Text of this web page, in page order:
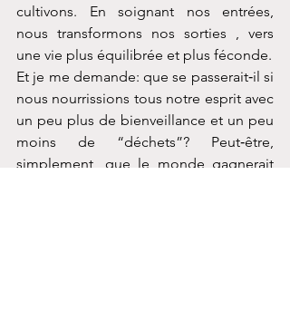
cultivons. En soignant nos entrées,
nous transformons nos sorties , vers
une vie plus équilibrée et plus féconde.
Et je me demande: que se passerait‑il si
nous nourrissions tous notre esprit avec
un peu plus de bienveillance et un peu
moins de “déchets”? Peut‑être,
simplement, que le monde gagnerait